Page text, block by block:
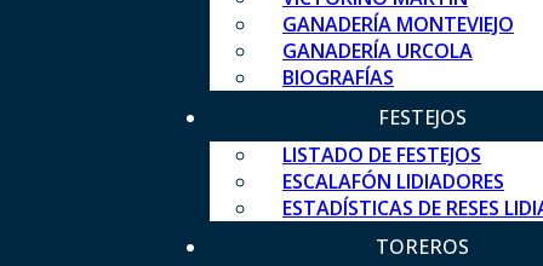
GANADERÍA MONTEVIEJO
GANADERÍA URCOLA
BIOGRAFÍAS
FESTEJOS
LISTADO DE FESTEJOS
ESCALAFÓN LIDIADORES
ESTADÍSTICAS DE RESES
TOREROS